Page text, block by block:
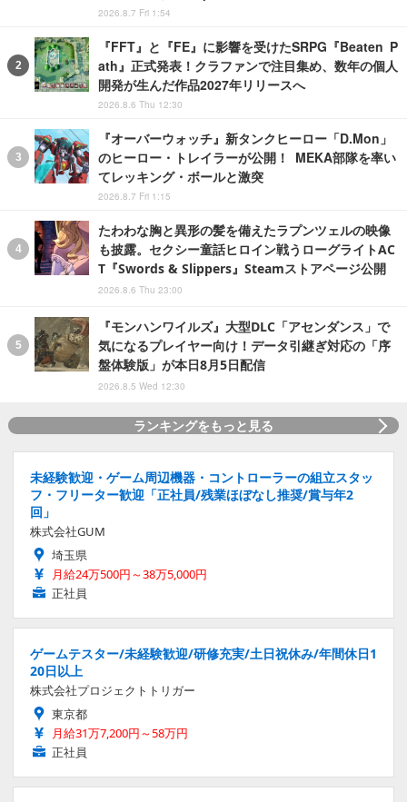
2026.8.7 Fri 1:54
『FFT』と『FE』に影響を受けたSRPG『Beaten P
ath』正式発表！クラファンで注目集め、数年の個人
開発が生んだ作品2027年リリースへ
2026.8.6 Thu 12:30
『オーバーウォッチ』新タンクヒーロー「D.Mon」
のヒーロー・トレイラーが公開！ MEKA部隊を率い
てレッキング・ボールと激突
2026.8.7 Fri 1:15
たわわな胸と異形の髪を備えたラプンツェルの映像
も披露。セクシー童話ヒロイン戦うローグライトAC
T『Swords & Slippers』Steamストアページ公開
2026.8.6 Thu 23:00
『モンハンワイルズ』大型DLC「アセンダンス」で
気になるプレイヤー向け！データ引継ぎ対応の「序
盤体験版」が本日8月5日配信
2026.8.5 Wed 12:30
ランキングをもっと見る
未経験歓迎・ゲーム周辺機器・コントローラーの組立スタッ
フ・フリーター歓迎「正社員/残業ほぼなし推奨/賞与年2
回」
株式会社GUM
埼玉県
月給24万500円～38万5,000円
正社員
ゲームテスター/未経験歓迎/研修充実/土日祝休み/年間休日1
20日以上
株式会社プロジェクトトリガー
東京都
月給31万7,200円～58万円
正社員